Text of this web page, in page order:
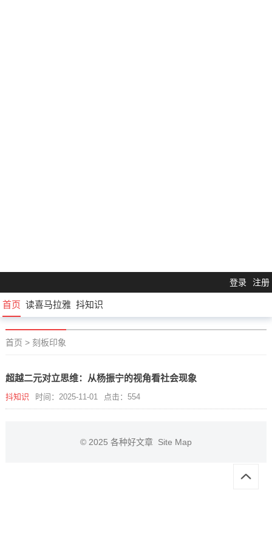
登录 注册
首页 读喜马拉雅 抖知识
首页 > 刻板印象
超越二元对立思维：从杨振宁的视角看社会现象
抖知识 时间：2025-11-01 点击：554
© 2025 各种好文章 Site Map